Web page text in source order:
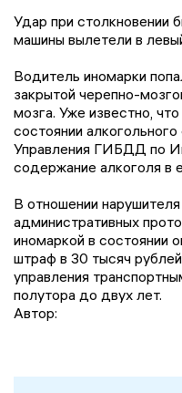
Удар при столкновении
машины вылетели в
Водитель иномарки
закрытой черепно-
мозга. Уже известно,
состоянии
Управления ГИБДД по
содержание алкоголя в
В отношении
административных
иномаркой в состоянии
штраф в 30 тысяч
управления
полутора до двух лет.
Автор: